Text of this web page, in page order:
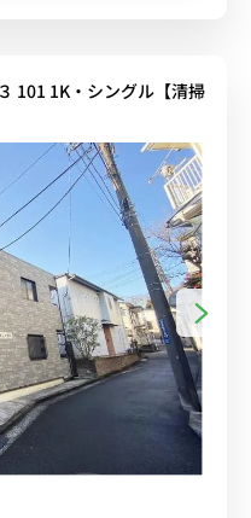
101 1K・シングル【清掃